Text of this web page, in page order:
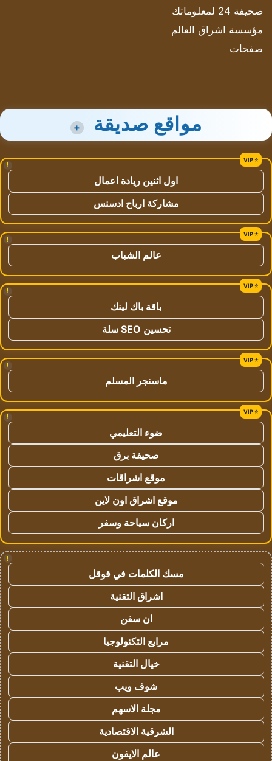
صحيفة 24 لمعلوماتك
مؤسسة اشراق العالم
صفحات
مواقع صديقة +
!
اول اثنين ريادة اعمال
مشاركة ارباح ادسنس
!
عالم الشباب
!
باقة باك لينك
تحسين SEO سلة
!
ماسنجر المسلم
!
ضوء التعليمي
صحيفة برق
موقع اشراقات
موقع اشراق اون لاين
اركان سياحة وسفر
!
مسك الكلمات في قوقل
اشراق التقنية
ان سفن
مرابع التكنولوجيا
خيال التقنية
شوف ويب
مجلة الاسهم
الشرقية الاقتصادية
عالم الايفون